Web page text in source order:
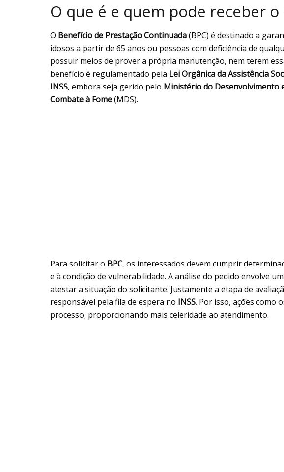
O que é e quem pode receber o
O Benefício de Prestação Continuada(BPC) é destinado a
idosos a partir de 65 anos ou pessoas com deficiência de
possuir meios de prover a própria manutenção, nem terem
benefício é regulamentado pela Lei Orgânica da Assistência
INSS, embora seja gerido pelo Ministério do Desenvolvimento
Combate à Fome(MDS).
Para solicitar o BPC, os interessados devem cumprir
e à condição de vulnerabilidade. A análise do pedido envolve
atestar a situação do solicitante. Justamente a etapa de
responsável pela fila de espera no INSS. Por isso, ações como
processo, proporcionando mais celeridade ao atendimento.